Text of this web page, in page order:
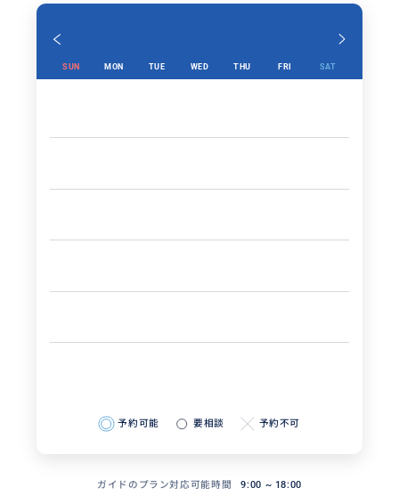
SUN MON TUE WED THU FRI SAT
予約可能 要相談 予約不可
ガイドのプラン対応可能時間 9:00 ~ 18:00